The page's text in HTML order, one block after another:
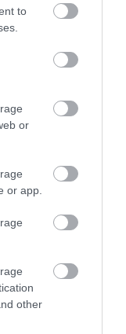
to
or
or app.
other
γιατρός του
ανάρμοστη
τελικά να μην
από τον
μελέτη